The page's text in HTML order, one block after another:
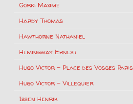
Gorki Maxime
Hardy Thomas
Hawthorne Nathaniel
Hemingway Ernest
Hugo Victor – Place des Vosges Paris
Hugo Victor – Villequier
Ibsen Henrik